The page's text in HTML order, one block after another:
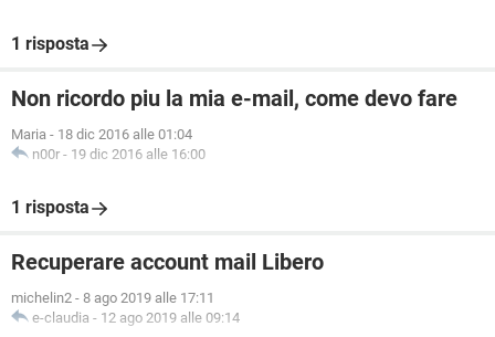
1 risposta
Non ricordo piu la mia e-mail, come devo fare
Maria - 18 dic 2016 alle 01:04
n00r - 19 dic 2016 alle 16:00
1 risposta
Recuperare account mail Libero
michelin2 - 8 ago 2019 alle 17:11
e-claudia - 12 ago 2019 alle 09:14